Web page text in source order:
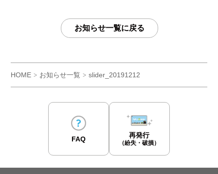
お知らせ一覧に戻る
HOME > お知らせ一覧 > slider_20191212
FAQ 再発行
（紛失・破損）